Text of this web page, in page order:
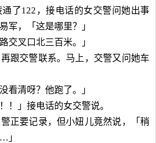
122，接电话的女交警问她出事
军，「这是哪里？」
叉口北三百米。」
交警联系。马上，交警又问她车
清呀？他跑了。」
」接电话的女交警说。
要记录，但小妞儿竟然说，「稍
」